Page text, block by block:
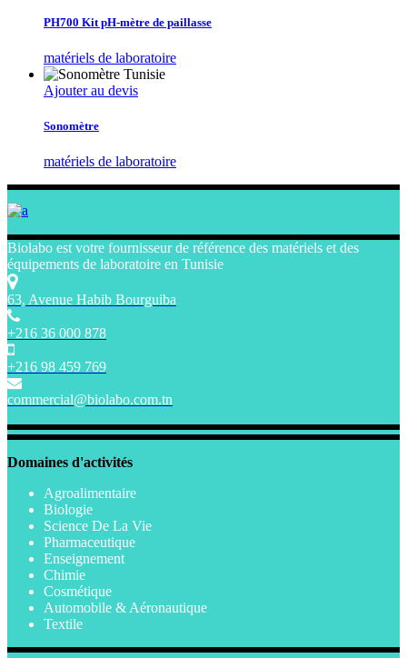
PH700 Kit pH-mètre de paillasse
matériels de laboratoire
Ajouter au devis
Sonomètre
matériels de laboratoire
Biolabo est votre fournisseur de référence des matériels et des
équipements de laboratoire en Tunisie
63, Avenue Habib Bourguiba
+216 36 000 878
+216 98 459 769
commercial@biolabo.com.tn
Domaines d'activités
Agroalimentaire
Biologie
Science De La Vie
Pharmaceutique
Enseignement
Chimie
Cosmétique
Automobile & Aéronautique
Textile